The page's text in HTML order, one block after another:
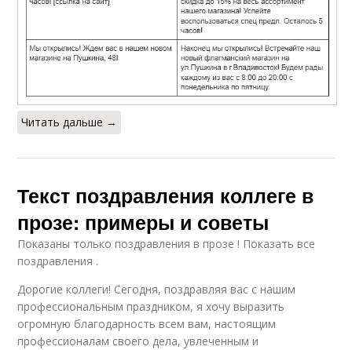
Читать дальше →
Текст поздравления коллеге в
прозе: примеры и советы
Показаны только поздравления в прозе ! Показать все
поздравления .
Дорогие коллеги! Сегодня, поздравляя вас с нашим
профессиональным праздником, я хочу выразить
огромную благодарность всем вам, настоящим
профессионалам своего дела, увлеченным и